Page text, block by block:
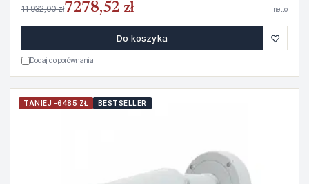
11 932,00 zł7278,52 zł netto
Do koszyka ♡
Dodaj do porównania
TANIEJ -6485 ZŁ BESTSELLER